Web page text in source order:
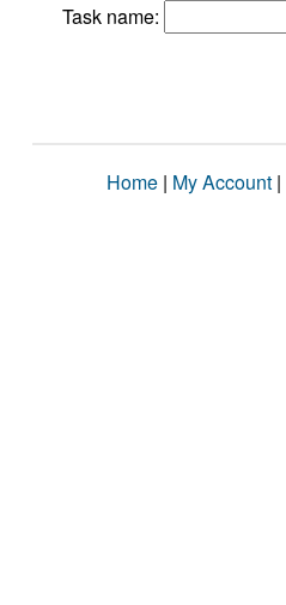
Task name:
Home | My Account |